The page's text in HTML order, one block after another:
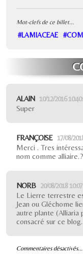
Mot-clefs de ce billet...
#LAMIACEAE
ALAIN 10/12/2016
Super
FRANÇOISE 17/08/
Merci . Tres
nom comme alliaire.?
NORB 20/08/2018
Le Lierre terrestre
Jean ou Gléchome
autre plante (Alliaria
consacré sur ce blog.
Commentaires désactivés...